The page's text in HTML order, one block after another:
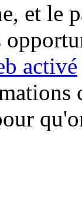
et le
activé